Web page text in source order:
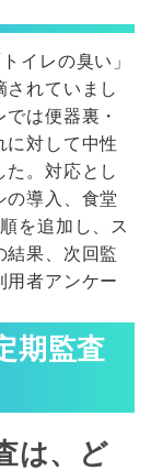
イレの臭い」
されていまし
は便器裏・
に対して中性
た。対応とし
の導入、食堂
を追加し、ス
結果、次回監
用者アンケー
期監査
は、ど